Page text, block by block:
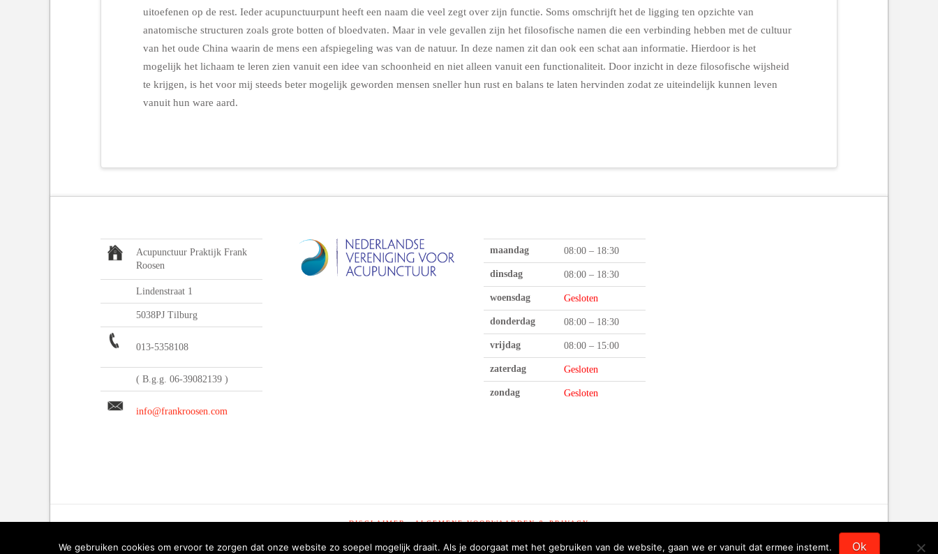
uitoefenen op de rest. Ieder acupunctuurpunt heeft een naam die veel zegt over zijn functie. Soms omschrijft het de ligging ten opzichte van
anatomische structuren zoals grote botten of bloedvaten. Maar in vele gevallen zijn het filosofische namen die een verbinding hebben met de cultuur
van het oude China waarin de mens een afspiegeling was van de natuur. In deze namen zit dan ook een schat aan informatie. Hierdoor is het
mogelijk het lichaam te leren zien vanuit een idee van schoonheid en niet alleen vanuit een functionaliteit. Door inzicht in deze filosofische wijsheid
te krijgen, is het voor mij steeds beter mogelijk geworden mensen sneller hun rust en balans te laten hervinden zodat ze uiteindelijk kunnen leven
vanuit hun ware aard.
Acupunctuur Praktijk Frank
Roosen
Lindenstraat 1
5038PJ Tilburg
013-5358108
( B.g.g. 06-39082139 )
info@frankroosen.com
maandag 08:00 – 18:30
dinsdag 08:00 – 18:30
woensdag Gesloten
donderdag 08:00 – 18:30
vrijdag 08:00 – 15:00
zaterdag Gesloten
zondag Gesloten
DISCLAIMER ALGEMENE VOORWAARDEN & PRIVACY
We gebruiken cookies om ervoor te zorgen dat onze website zo soepel mogelijk draait. Als je doorgaat met het gebruiken van de website, gaan we er vanuit dat ermee instemt. Ok